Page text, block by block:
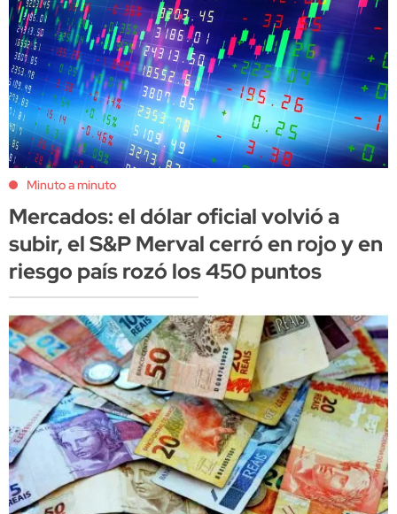
Minuto a minuto
Mercados: el dólar oficial volvió a
subir, el S&P Merval cerró en rojo y en
riesgo país rozó los 450 puntos